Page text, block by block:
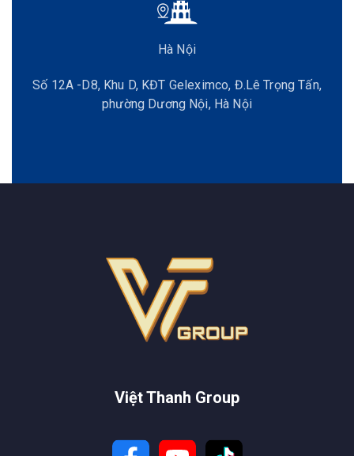
Hà Nội
Số 12A -D8, Khu D, KĐT Geleximco, Đ.Lê Trọng Tấn,
phường Dương Nội, Hà Nội
Việt Thanh Group